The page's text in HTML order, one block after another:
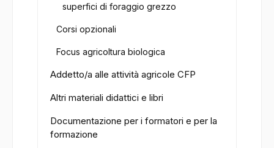
superfici di foraggio grezzo
Corsi opzionali
Focus agricoltura biologica
Addetto/a alle attività agricole CFP
Altri materiali didattici e libri
Documentazione per i formatori e per la
formazione